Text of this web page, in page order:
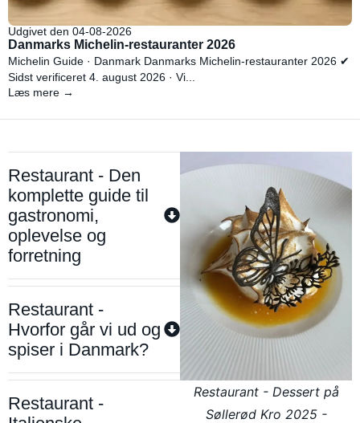
Udgivet den 04-08-2026
Danmarks Michelin-restauranter 2026
Michelin Guide · Danmark Danmarks Michelin-restauranter 2026 ✔
Sidst verificeret 4. august 2026 · Vi...
Læs mere →
Restaurant - Den
komplette guide til
gastronomi,
oplevelse og
forretning
Restaurant -
Hvorfor går vi ud og
spiser i Danmark?
Restaurant -
Restaurant - Dessert på
Søllerød Kro 2025 -